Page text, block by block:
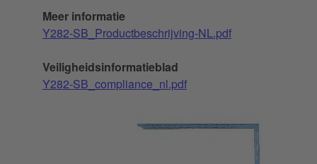
Meer informatie
Y282-SB_Productbeschrijving-NL.pdf
Veiligheidsinformatieblad
Y282-SB_compliance_nl.pdf